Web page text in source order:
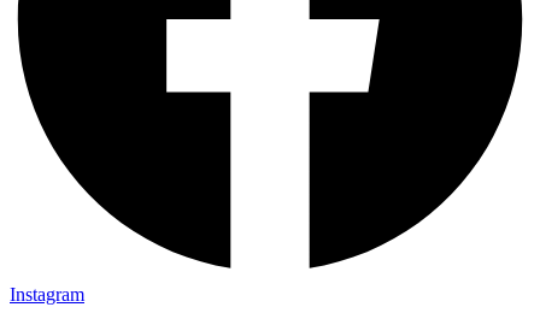
Instagram